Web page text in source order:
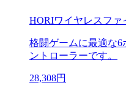
HORIワイヤレスファ
格闘ゲームに最適な6
ントローラーです。
28,308円